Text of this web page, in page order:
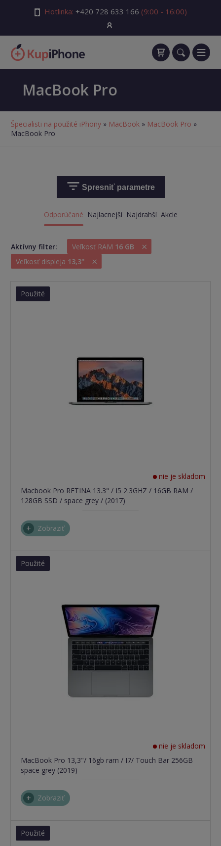
Hotlinka: +420 728 633 166 (9:00 - 16:00)
MacBook Pro
Špecialisti na použité iPhony » MacBook » MacBook Pro »
MacBook Pro
Spresniť parametre
Odporúčané Najlacnejší Najdrahší Akcie
Aktívny filter: Veľkosť RAM 16 GB ×
Veľkosť displeja 13,3'' ×
Použité
nie je skladom
Macbook Pro RETINA 13.3" / I5 2.3GHZ / 16GB RAM /
128GB SSD / space grey / (2017)
Zobraziť
Použité
nie je skladom
MacBook Pro 13,3"/ 16gb ram / I7/ Touch Bar 256GB
space grey (2019)
Zobraziť
Použité